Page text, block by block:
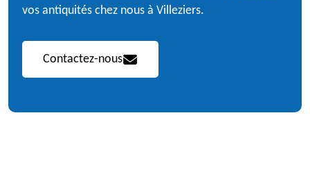
vos antiquités chez nous à Villeziers.
Contactez-nous